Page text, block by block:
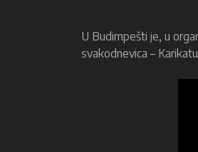
U Budimpešti je, u
svakodnevica –